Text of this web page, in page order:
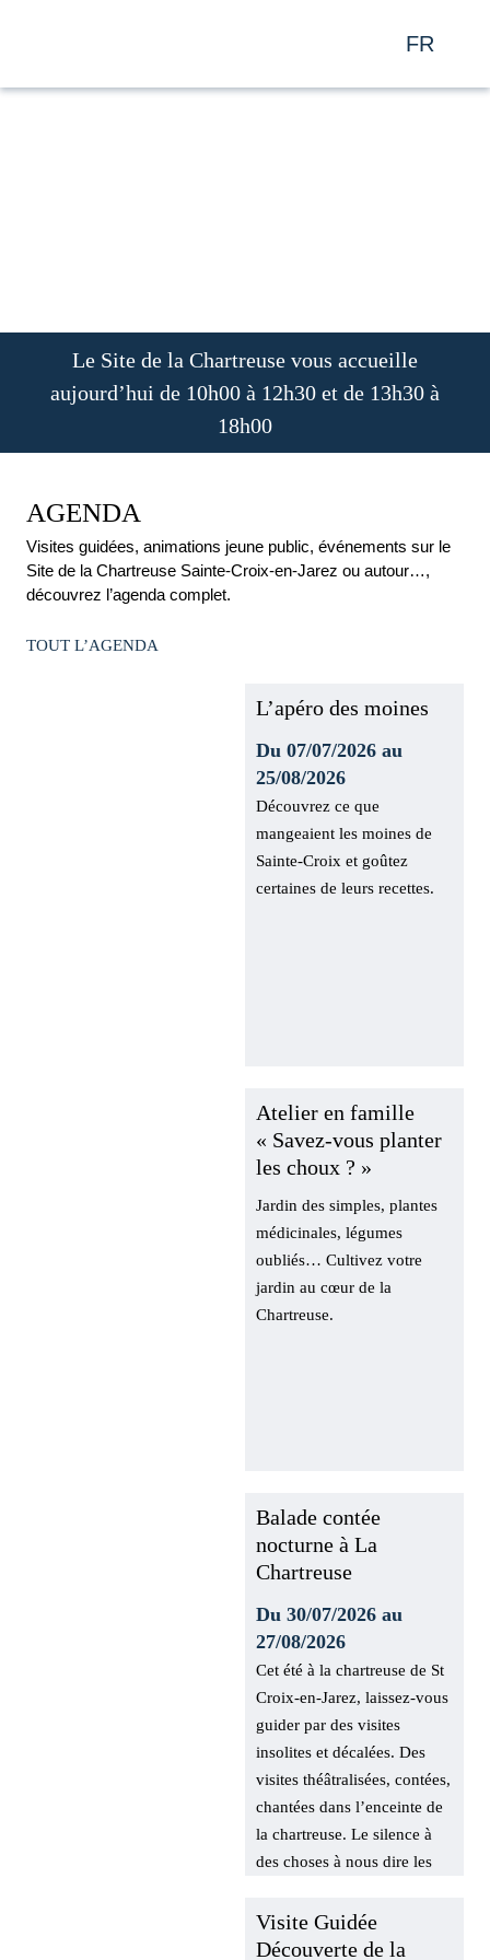
FR
Le Site de la Chartreuse vous accueille
aujourd’hui de 10h00 à 12h30 et de 13h30 à
18h00
AGENDA
Visites guidées, animations jeune public, événements sur le
Site de la Chartreuse Sainte-Croix-en-Jarez ou autour…,
découvrez l’agenda complet.
TOUT L’AGENDA
L’apéro des moines
Du 07/07/2026 au
25/08/2026
Découvrez ce que
mangeaient les moines de
Sainte-Croix et goûtez
certaines de leurs recettes.
Atelier en famille
« Savez-vous planter
les choux ? »
Jardin des simples, plantes
médicinales, légumes
oubliés… Cultivez votre
jardin au cœur de la
Chartreuse.
Balade contée
nocturne à La
Chartreuse
Du 30/07/2026 au
27/08/2026
Cet été à la chartreuse de St
Croix-en-Jarez, laissez-vous
guider par des visites
insolites et décalées. Des
visites théâtralisées, contées,
chantées dans l’enceinte de
la chartreuse. Le silence à
des choses à nous dire les
Visite Guidée
Découverte de la